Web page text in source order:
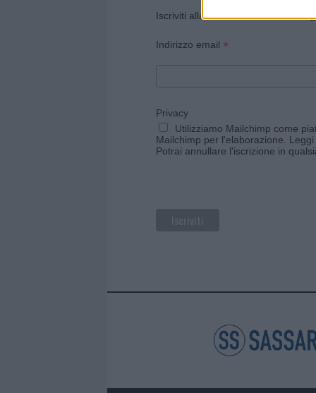
Iscriviti alla newsletter di Gallura
Indirizzo email *
Privacy
Utilizziamo Mailchimp come
Mailchimp per l'elaborazione.
Potrai annullare l'iscrizione in